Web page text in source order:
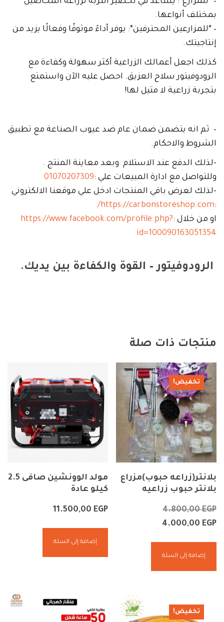
بمختلف أنواعها.
– *للمزارعين المحترفين*: يوفر أداءً موثوقًا وفعالًا يزيد من
إنتاجيتك.
كذلك اجعل أعمالك الزراعية أكثر سهولة وكفاءة مع
الرودوفيتور سلاح العزيق. احصل عليه الآن واستمتع
بتجربة زراعية لا مثيل لها!
– ثم انه يتضمن ضمان عام ضد عيوب الصناعة مع تطبيق
الشروط والاحكام.
-لذلك الدفع عند الاستلام وبعد معاينة المنتج .
وللتواصل مع ادارة المبيعات علي :01070207309
-لذلك لعرض باقي المنتجات ادخل علي موقعنا الالكتروني
:
https://carbonstoreshop.com/
او من خلال :https://www.facebook.com/profile.php?
id=100090163051354
الرودوفيتور – القوة والكفاءة بين يديك.
منتجات ذات صلة
تخفيض!
بلانتر(زراعه حبوب)مزراع
بلانتر حبوب زراعيه
4.800,00EGP
4.000,00 EGP
إضافة إلى السلة
مولد الوونشين صافى 2.5
كيلو عادة
11.500,00 EGP
إضافة إلى السلة
تخفيض!